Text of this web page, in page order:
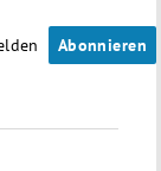
Abonnieren